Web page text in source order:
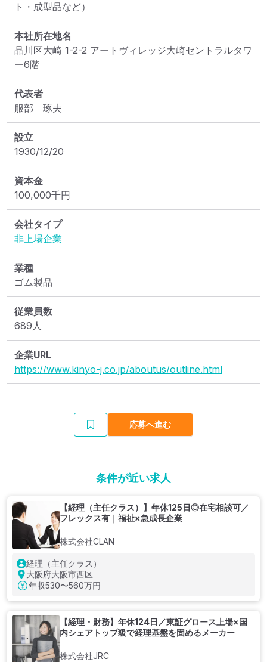
ト・成型品など）
本社所在地名
品川区大崎 1-2-2 アートヴィレッジ大崎セントラルタワ
ー6階
代表者
服部　琢夫
設立
1930/12/20
資本金
100,000千円
会社タイプ
非上場企業
業種
ゴム製品
従業員数
689人
企業URL
https://www.kinyo-j.co.jp/aboutus/outline.html
応募へ進む
条件が近い求人
【経理（主任クラス）】年休125日◎在宅相談可／
フレックス有｜福祉×急成長企業
株式会社CLAN
経理（主任クラス）
大阪府大阪市西区
年収530〜560万円
【経理・財務】年休124日／東証グロース上場×国
内シェアトップ級で経理基盤を固めるメーカー
株式会社JRC